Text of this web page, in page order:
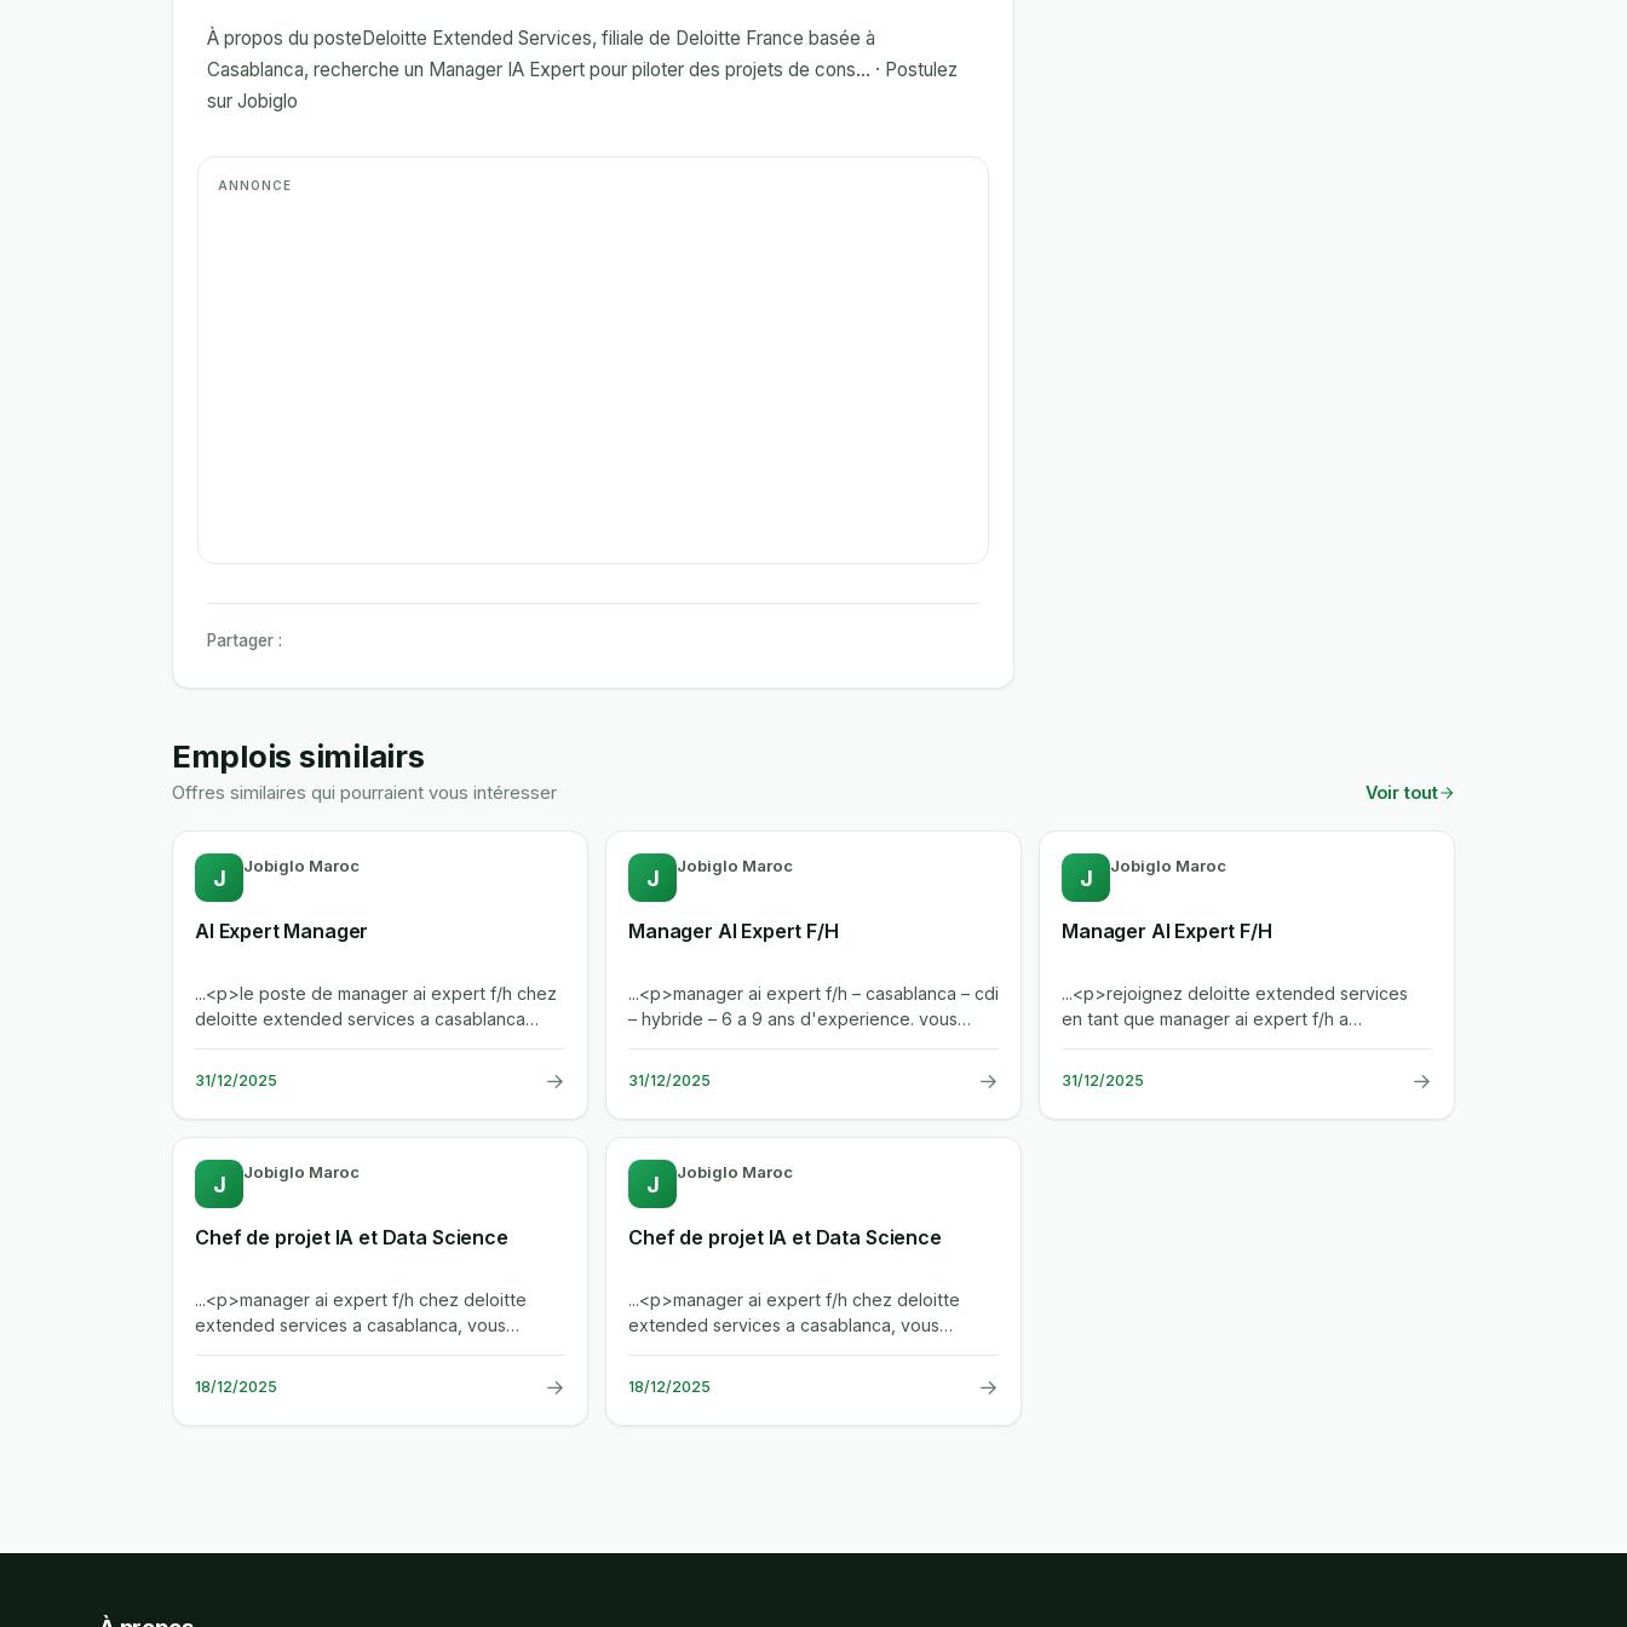
À propos du posteDeloitte Extended Services, filiale de Deloitte France basée à
Casablanca, recherche un Manager IA Expert pour piloter des projets de cons... · Postulez
sur Jobiglo
Partager :
Emplois similairs
Offres similaires qui pourraient vous intéresser Voir tout
J Jobiglo Maroc
AI Expert Manager
...<p>le poste de manager ai expert f/h chez
deloitte extended services a casablanca
offre l'opportunite de piloter des...
31/12/2025 →
J Jobiglo Maroc
Manager AI Expert F/H
...<p>manager ai expert f/h – casablanca – cdi
– hybride – 6 a 9 ans d'experience. vous
piloterez des projets...
31/12/2025 →
J Jobiglo Maroc
Manager AI Expert F/H
...<p>rejoignez deloitte extended services
en tant que manager ai expert f/h a
casablanca. vous dirigerez des projets...
31/12/2025 →
J Jobiglo Maroc
Chef de projet IA et Data Science
...<p>manager ai expert f/h chez deloitte
extended services a casablanca, vous
integrerez l'equipe engineering, ai & data...
18/12/2025 →
J Jobiglo Maroc
Chef de projet IA et Data Science
...<p>manager ai expert f/h chez deloitte
extended services a casablanca, vous
integrerez l'equipe engineering, ai & data...
18/12/2025 →